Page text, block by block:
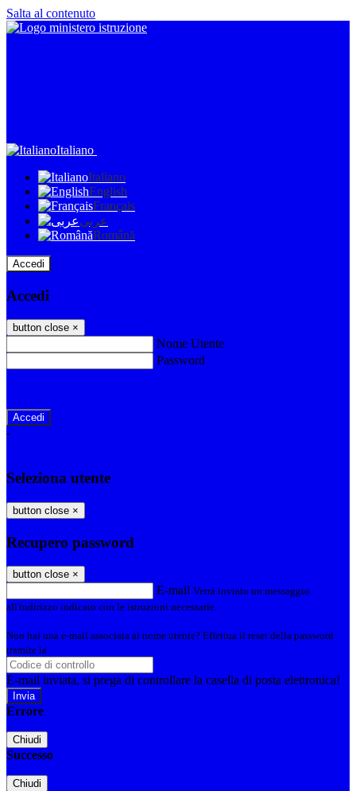
Salta al contenuto
Italiano
Italiano
English
Français
عربى
Română
Accedi
Accedi
button close ×
Nome Utente
Password
-
Seleziona utente
button close ×
Recupero password
button close ×
E-mail Verrà inviato un messaggio
all'indirizzo indicato con le istruzioni necessarie.
Non hai una e-mail associata al nome utente? Effettua il reset della password
tramite la
E-mail inviata, si prega di controllare la casella di posta elettronica!
Errore
Chiudi
Successo
Chiudi